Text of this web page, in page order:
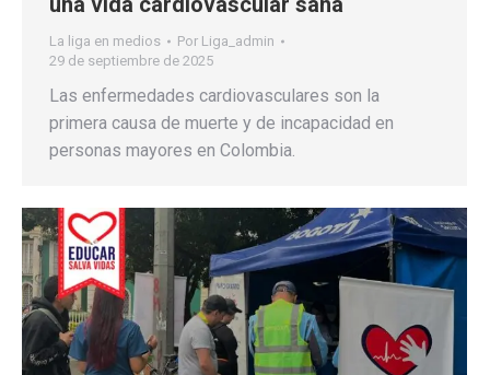
La liga en medios Por Liga_admin
29 de septiembre de 2025
Las enfermedades cardiovasculares son la
primera causa de muerte y de incapacidad en
personas mayores en Colombia.